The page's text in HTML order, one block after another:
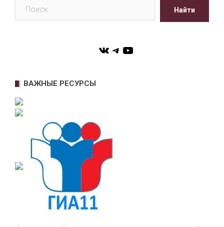
Поиск
Найти
VKTelegram
YouTube
ВАЖНЫЕ РЕСУРСЫ